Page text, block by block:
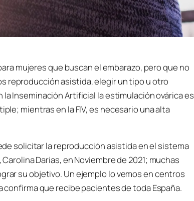
mujeres que buscan el embarazo, pero que no
reproducción asistida, elegir un tipo u otro
Inseminación Artificial la estimulación ovárica es
mientras en la FIV, es necesario una alta
solicitar la reproducción asistida en el sistema
Darias, en Noviembre de 2021; muchas
su objetivo. Un ejemplo lo vemos en centros
confirma que recibe pacientes de toda España.